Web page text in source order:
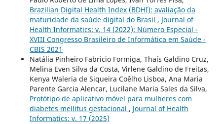
Brazilian Digital Health Index (BDHI): avaliação da
maturidade da saúde digital do Brasil , Journal of
Health Informatics: v. 14 (2022): Número Especial -
XVIII Congresso Brasileiro de Informática em Saúde -
CBIS 2021
Natália Pinheiro Fabricio Formiga, Thaís Galdino Cruz,
Melina Even Silva da Costa, Virlene Galdino de Freitas,
Kenya Waleria de Siqueira Coêlho Lisboa, Ana Maria
Parente Garcia Alencar, Lucilane Maria Sales da Silva,
Protótipo de aplicativo móvel para mulheres com
diabetes mellitus gestacional , Journal of Health
Informatics: v. 17 (2025)